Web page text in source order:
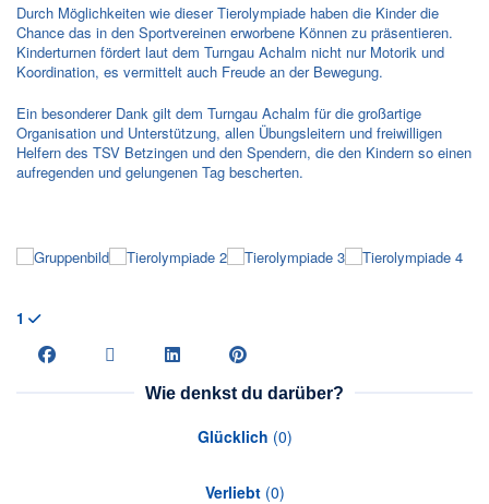
Durch Möglichkeiten wie dieser Tierolympiade haben die Kinder die
Chance das in den Sportvereinen erworbene Können zu präsentieren.
Kinderturnen fördert laut dem Turngau Achalm nicht nur Motorik und
Koordination, es vermittelt auch Freude an der Bewegung.
Ein besonderer Dank gilt dem Turngau Achalm für die großartige
Organisation und Unterstützung, allen Übungsleitern und freiwilligen
Helfern des TSV Betzingen und den Spendern, die den Kindern so einen
aufregenden und gelungenen Tag bescherten.
1
Wie denkst du darüber?
Glücklich (0)
Verliebt(0)